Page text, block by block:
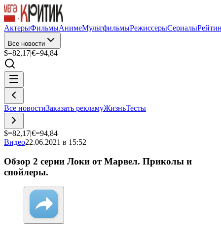
АктерыФильмыАнимеМультфильмыРежиссерыСериалы
Все новости
$=82,17|€=94,84
Все новостиЗаказать рекламуЖизньТесты
$=82,17|€=94,84
Видео22.06.2021 в 15:52
Обзор 2 серии Локи от Марвел. Приколы и
спойлеры.